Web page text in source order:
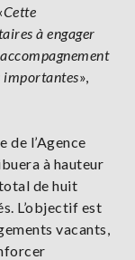
Cette
à engager
importantes»,
de l’Agence
à hauteur
de huit
L’objectif est
vacants,